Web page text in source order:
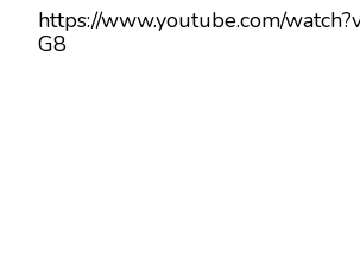
HOROSCOPE
https://www.youtube.com/
G8